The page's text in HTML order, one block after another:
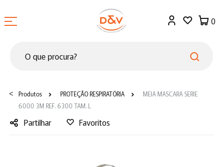
0
< Produtos PROTEÇÃO RESPIRATÓRIA
MEIA MASCARA SERIE
6000 3M REF. 6300 TAM. L
Partilhar
Favoritos